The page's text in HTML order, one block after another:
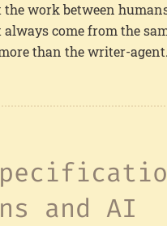
the work between
come from the
than the writer-
and AI